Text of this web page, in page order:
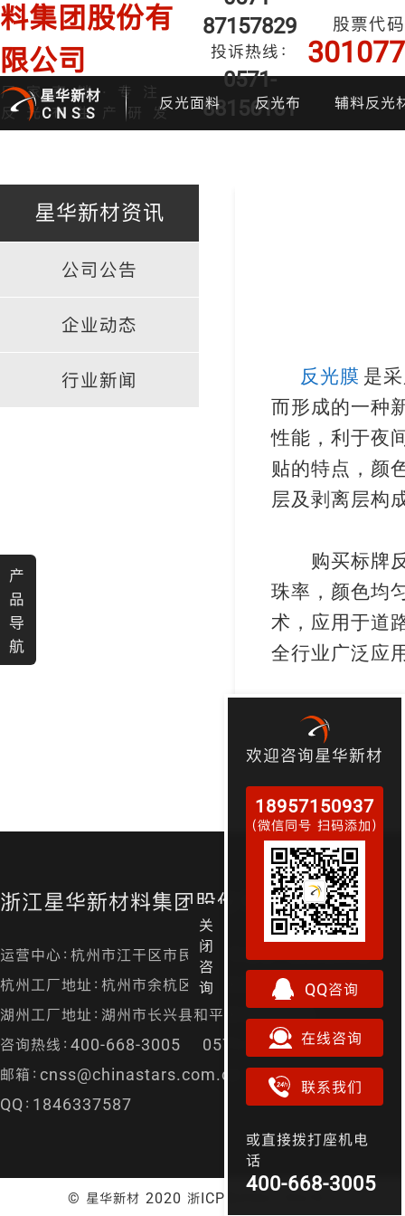
料集团股份有
限公司
厂家直销·专注
反光布生产研发
87157829
投诉热线：
0571-
88156161
股票代码
301077
星华新材
CNSS
反光面料
渐变反光面料
反光布 辅料反光
彩色反光布
星华新材资讯
公司公告
企业动态
行业新闻 反光膜 是
而形成的一种
性能，利于夜
贴的特点，颜
层及剥离层构
购买标牌反
珠率，颜色均
术 ，应用于道
全行业广泛应
浙江星华新材料集团股份有限公司
运营中心：杭州市江干区市民街98号尊宝大厦金尊24层
杭州工厂地址：杭州市余杭区径山镇漕桥村凤凰山
湖州工厂地址：湖州市长兴县和平镇城南开发区
咨询热线：400-668-3005 0571-87157829
邮箱：cnss@chinastars.com.cn
QQ：1846337587
© 星华新材 2020 浙ICP备05021552号-5
产
品
导
航
关
闭
咨
询
欢迎咨询星华新材
18957150937
（微信同号 扫码添加）
QQ咨询
在线咨询
联系我们
或直接拨打座机电
话
400-668-3005